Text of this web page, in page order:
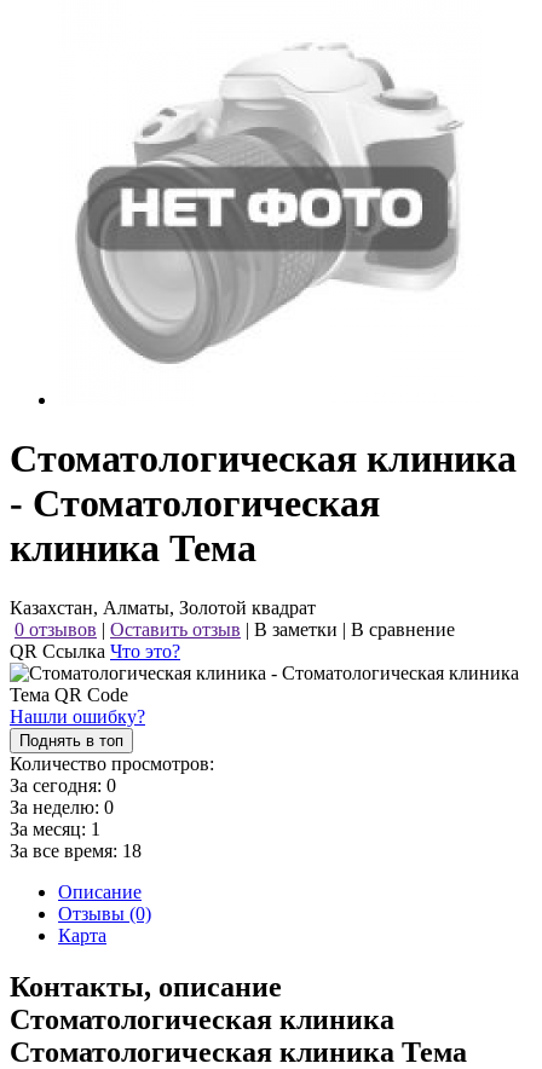
Стоматологическая клиника
- Стоматологическая
клиника Тема
Казахстан, Алматы, Золотой квадрат
0 отзывов | Оставить отзыв | В заметки | В сравнение
QR Ссылка Что это?
Нашли ошибку?
Поднять в топ
Количество просмотров:
За сегодня: 0
За неделю: 0
За месяц: 1
За все время: 18
Описание
Отзывы (0)
Карта
Контакты, описание
Стоматологическая клиника
Стоматологическая клиника Тема